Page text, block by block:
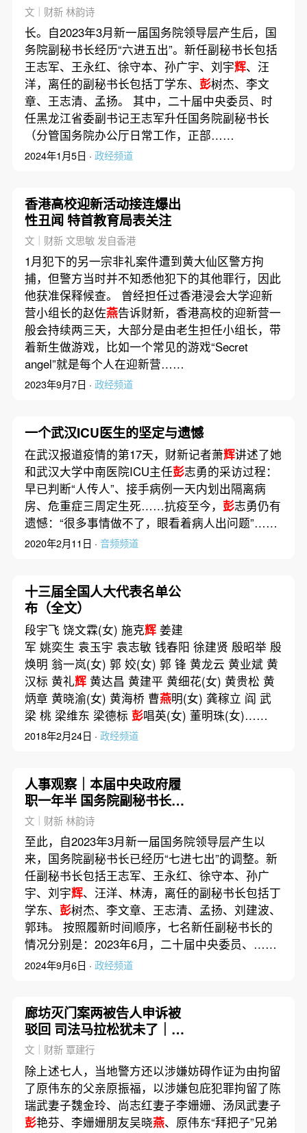
长
文｜财新 林韵诗
长。自2023年3月新一届国务院领导层产生后，国
务院副秘书长经历“六进五出”。新任副秘书长包括
王志军、王永红、徐守本、孙广宇、刘宇辉、汪
洋，离任的副秘书长包括丁学东、 彭树杰、李文
章、王志清、孟扬。 其中，二十届中央委员、时
任黑龙江省委副书记王志军升任国务院副秘书长
（分管国务院办公厅日常工作，正部……
2024年1月5日 · 政经频道
香港高校迎新活动接连爆出
性丑闻 特首教育局表关注
文｜财新 文思敏 发自香港
1月犯下的另一宗非礼案件遭到黄大仙区警方拘
捕，但警方当时并不知悉他犯下的其他罪行，因此
他获准保释候查。 曾经担任过香港浸会大学迎新
营小组长的赵佐燕告诉财新，香港高校的迎新营一
般会持续两三天，大部分是由老生担任小组长，带
着新生做游戏，比如一个常见的游戏“Secret
angel”就是每个人在迎新营……
2023年9月7日 · 政经频道
一个武汉ICU医生的坚定与遗憾
在武汉报道疫情的第17天，财新记者萧辉讲述了她
和武汉大学中南医院ICU主任彭志勇的采访过程：
早已判断“人传人”、接手病例一天内划出隔离病
房、危重症三周定生死……抗疫至今， 彭志勇仍有
遗憾：“很多事情做不了，眼看着病人出问题”……
2020年2月11日 · 音频频道
十三届全国人大代表名单公
布（全文）
段宇飞 饶文霖(女) 施克辉姜建
军 姚奕生 袁玉宇 袁志敏 钱春阳 徐建贤 殷昭举 殷
焕明 翁一岚(女) 郭 姣(女) 郭 锋 黄龙云 黄业斌 黄
汉标 黄礼辉黄达昌 黄建平 黄细花(女) 黄贵松 黄
炳章 黄晓渝(女) 黄海桥 曹燕明(女) 龚稼立 阎 武
梁 桃 梁维东 梁德标 彭唱英(女) 董明珠(女)……
2018年2月24日 · 政经频道
人事观察｜本届中央政府履
职一年半 国务院副秘书长大
换班
文｜财新 林韵诗
至此，自2023年3月新一届国务院领导层产生以
来，国务院副秘书长已经历“七进七出”的调整。新
任副秘书长包括王志军、王永红、徐守本、孙广
宇、刘宇辉、汪洋、林涛，离任的副秘书长包括丁
学东、 彭树杰、李文章、王志清、孟扬、刘建波、
郭玮。 按照履新时间顺序，七名新任副秘书长的
情况分别是：2023年6月，二十届中央委员、……
2024年9月6日 · 政经频道
廊坊灭门案两被告人申诉被
驳回 司法马拉松犹未了｜前
事·后事
文｜财新 覃建行
除上述七人，当地警方还以涉嫌妨碍作证为由拘留
了原伟东的父亲原振福，以涉嫌包庇犯罪拘留了陈
瑞武妻子魏金玲、尚志红妻子李姗姗、汤凤武妻子
彭艳芬、李姗姗朋友吴晓燕、原伟东“拜把子”兄弟